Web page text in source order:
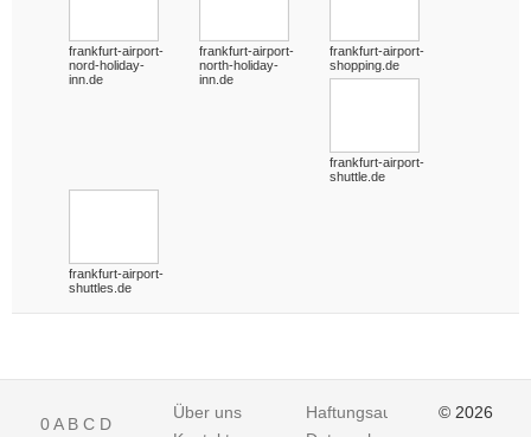
frankfurt-airport-
nord-holiday-
inn.de
frankfurt-airport-
north-holiday-
inn.de
frankfurt-airport-
shopping.de
frankfurt-airport-
shuttle.de
frankfurt-airport-
shuttles.de
0A B C D
Über uns
Haftungsausschluss© 2026